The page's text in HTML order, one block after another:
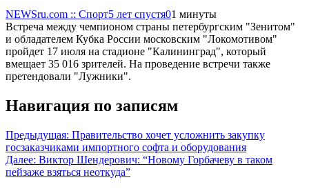
NEWSru.com :: Спорт5 лет спустя01 минуты
Встреча между чемпионом страны петербургским "Зенитом"
и обладателем Кубка России московским "Локомотивом"
пройдет 17 июля на стадионе "Калининград", который
вмещает 35 016 зрителей. На проведение встречи также
претендовали "Лужники".
Навигация по записям
Предыдущая: Правительство хочет усложнить закупку
госзаказчиками импортного софта и оборудования
Далее: Виктор Шендерович: “Новому Горбачеву в таком
пейзаже взяться неоткуда”